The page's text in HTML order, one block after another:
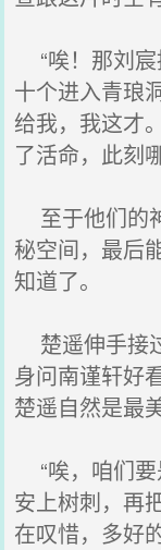
“唉！那刘宸
十个进入青琅
给我，我这才
了活命，此刻
至于他们的
秘空间，最后
知道了。
楚遥伸手接
身问南谨轩好
楚遥自然是最
“唉，咱们要
安上树刺，再
在叹惜，多好